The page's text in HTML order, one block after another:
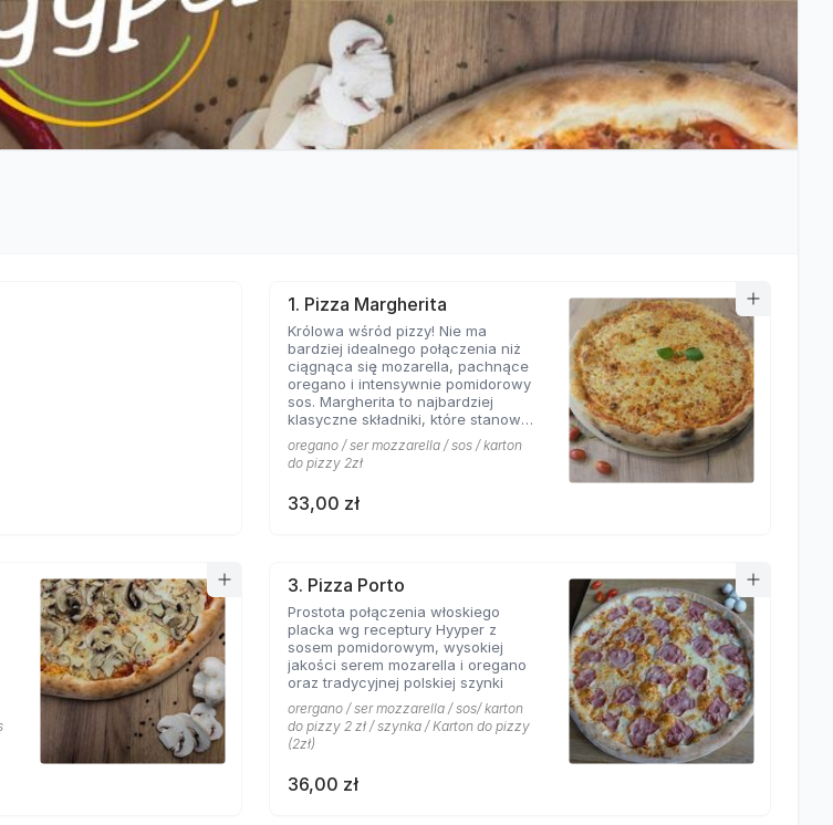
1. Pizza Margherita
Królowa wśród pizzy! Nie ma
bardziej idealnego połączenia niż
ciągnąca się mozarella, pachnące
oregano i intensywnie pomidorowy
sos. Margherita to najbardziej
klasyczne składniki, które stanowią
bazę każdej pizzy. Nasza
Margherita z pewnością nie ma
sobie równych w okolicy!
oregano / ser mozzarella / sos / karton
do pizzy 2zł
33,00 zł
3. Pizza Porto
Prostota połączenia włoskiego
placka wg receptury Hyyper z
sosem pomidorowym, wysokiej
jakości serem mozarella i oregano
oraz tradycyjnej polskiej szynki
orergano / ser mozzarella / sos/ karton
do pizzy 2 zł / szynka / Karton do pizzy
(2zł)
36,00 zł